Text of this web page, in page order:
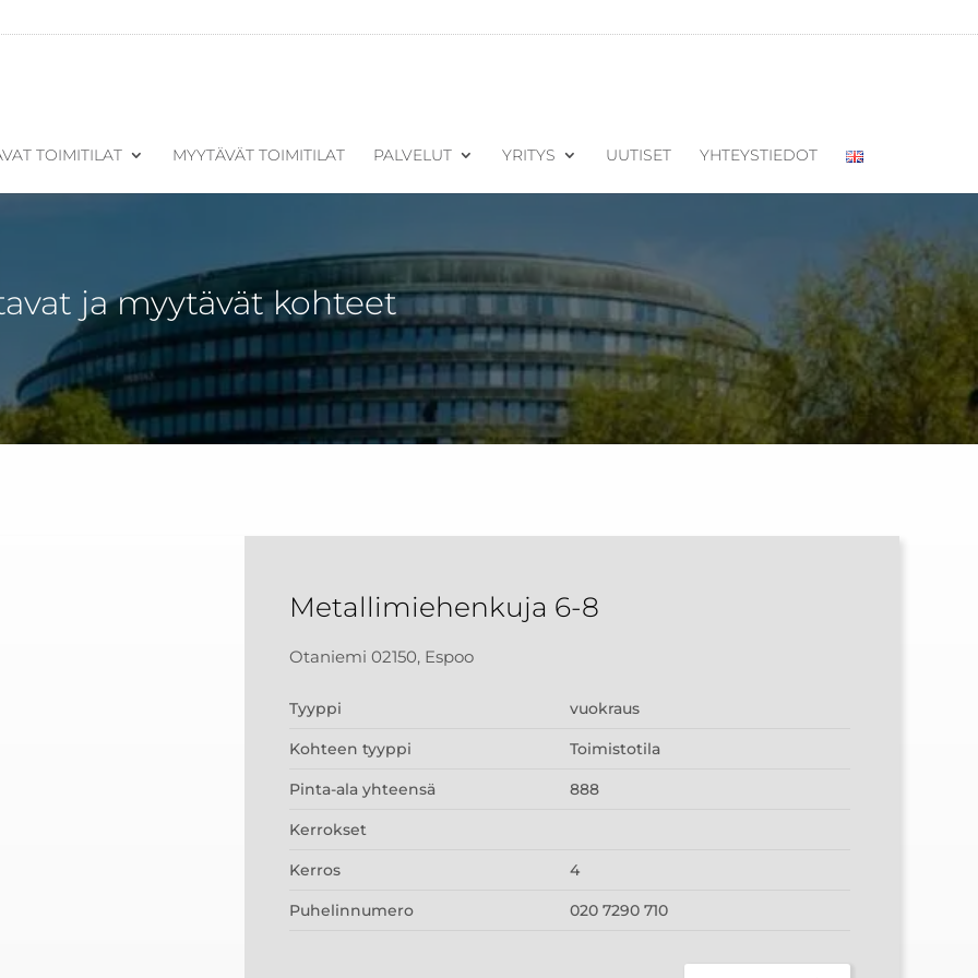
TOIMITILAT MYYTÄVÄT TOIMITILAT PALVELUT YRITYS UUTISET YHTEYSTIEDOT
ja myytävät kohteet
Metallimiehenkuja 6-8
Otaniemi 02150, Espoo
Tyyppi vuokraus
Kohteen tyyppi Toimistotila
Pinta-ala yhteensä 888
Kerrokset
Kerros 4
Puhelinnumero 020 7290 710